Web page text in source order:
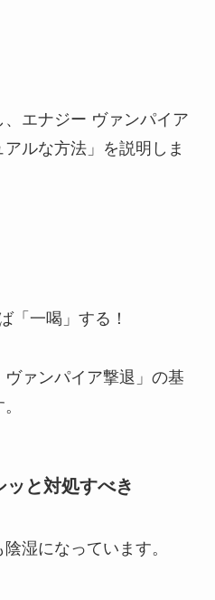
、エナジー ヴァンパイア
ルな方法」 を説明しま
「一喝」する！
ヴァンパイア撃退」の基
と対処すべき
湿になっています。